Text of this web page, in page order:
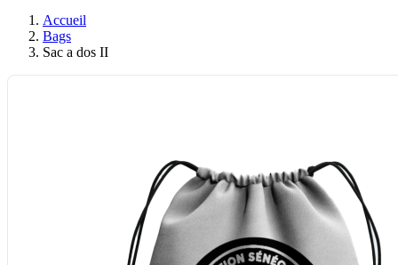
Accueil
Bags
Sac a dos II